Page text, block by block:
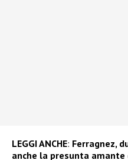
LEGGI ANCHE: Ferragnez,
anche la presunta amante